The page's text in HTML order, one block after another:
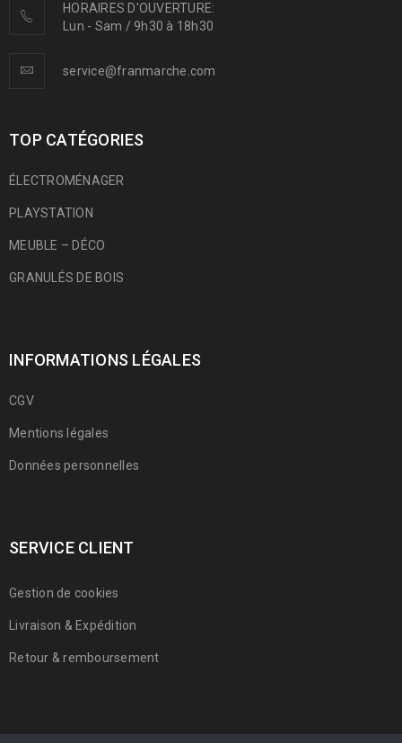
HORAIRES D'OUVERTURE:
Lun - Sam / 9h30 à 18h30
service@franmarche.com
TOP CATÉGORIES
ÉLECTROMÉNAGER
PLAYSTATION
MEUBLE – DÉCO
GRANULÉS DE BOIS
INFORMATIONS LÉGALES
CGV
Mentions légales
Données personnelles
SERVICE CLIENT
Gestion de cookies
Livraison & Expédition
Retour & remboursement